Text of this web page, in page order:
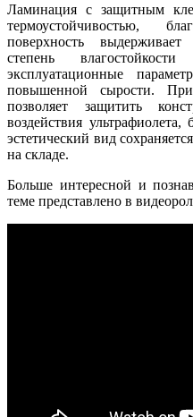
Ламинация с защитным
термоустойчивостью,
поверхность
степень
эксплуатационные
повышенной сырости.
позволяет защитить
воздействия
эстетический вид
на складе.
Больше интересной и
теме представлено в